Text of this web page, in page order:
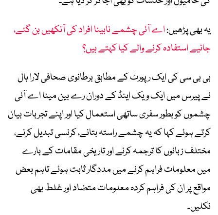
یہ بھی پڑھیں:اے آئی چشمے نابینا افراد کی آنکھیں بن گئے،
جانیے استفادہ کرنے والے کیا کہتے ہیں؟
بی بی سی کی ایک رپورٹ کے مطابق برطانوی صحافی لارا ہال
نے پیرس میں ایک ویک اینڈ کے دوران رے بین میٹا اے آئی
چشموں کو بطور سفری ساتھی استعمال کیا اور اپنے تجربات بیان
کرتے ہوئے کہا کہ یہ چشمے راستہ بتانے، کرنسی تبدیل کرنے،
مختلف زبانوں کا ترجمہ کرنے اور تاریخی مقامات کے بارے
میں معلومات فراہم کرنے میں مددگار ثابت ہوئے تاہم بعض
مواقع پر ان کی فراہم کردہ معلومات متضاد اور غلط بھی
نکلیں۔